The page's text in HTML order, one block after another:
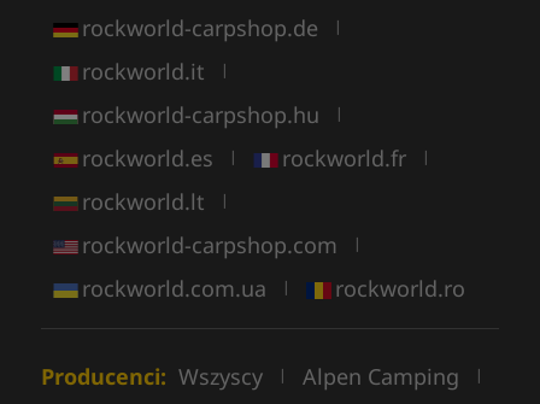
rockworld-carpshop.de |
rockworld.it |
rockworld-carpshop.hu |
rockworld.es | rockworld.fr |
rockworld.lt |
rockworld-carpshop.com |
rockworld.com.ua | rockworld.ro
Producenci: Wszyscy | Alpen Camping |